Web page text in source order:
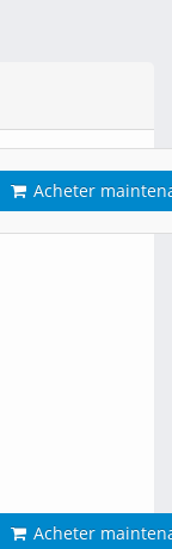
Acheter
Acheter